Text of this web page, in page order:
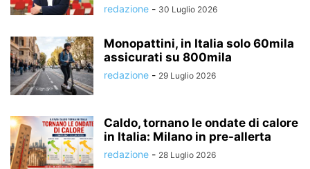
redazione - 30 Luglio 2026
Monopattini, in Italia solo 60mila
assicurati su 800mila
redazione - 29 Luglio 2026
Caldo, tornano le ondate di calore
in Italia: Milano in pre-allerta
redazione - 28 Luglio 2026